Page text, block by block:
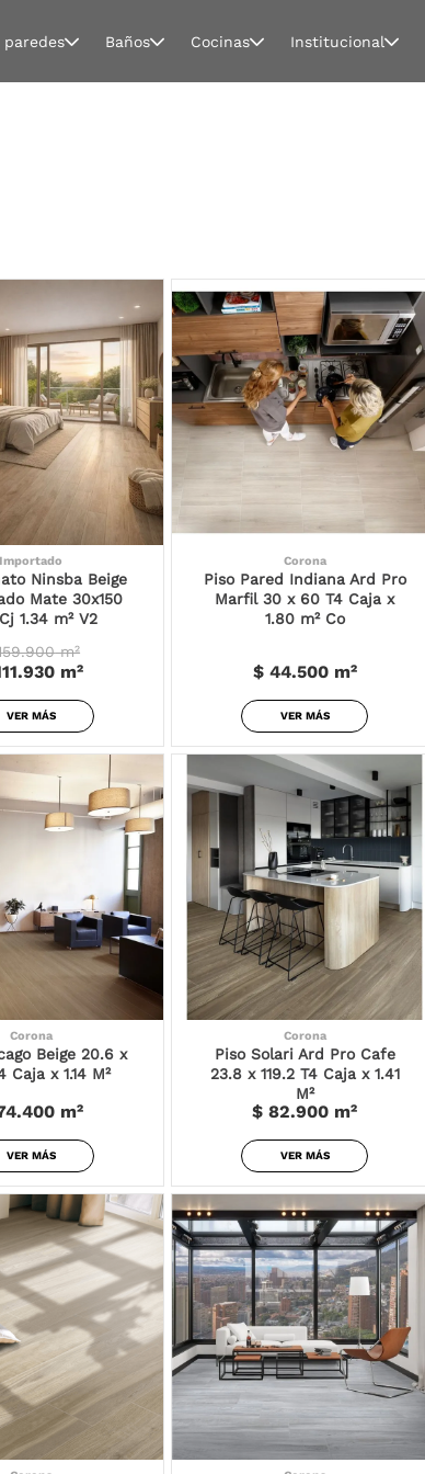
paredes Baños Cocinas Institucional
Importado
Ninsba Beige
Mate 30x150
1.34 m² V2
m²
m²
VER MÁS
Corona
Piso Pared Indiana Ard Pro
Marfil 30 x 60 T4 Caja x
1.80 m² Co
$ 44.500m²
VER MÁS
Corona
Beige 20.6 x
Caja x 1.14 M²
m²
VER MÁS
Corona
Piso Solari Ard Pro Cafe
23.8 x 119.2 T4 Caja x 1.41
M²
$ 82.900 m²
VER MÁS